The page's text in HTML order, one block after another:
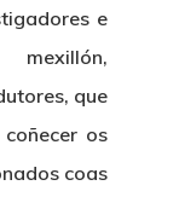
e
que
os
coas